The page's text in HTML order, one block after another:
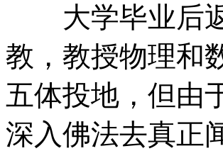
大学毕业后返
教，教授物理和
五体投地，但由
深入佛法去真正